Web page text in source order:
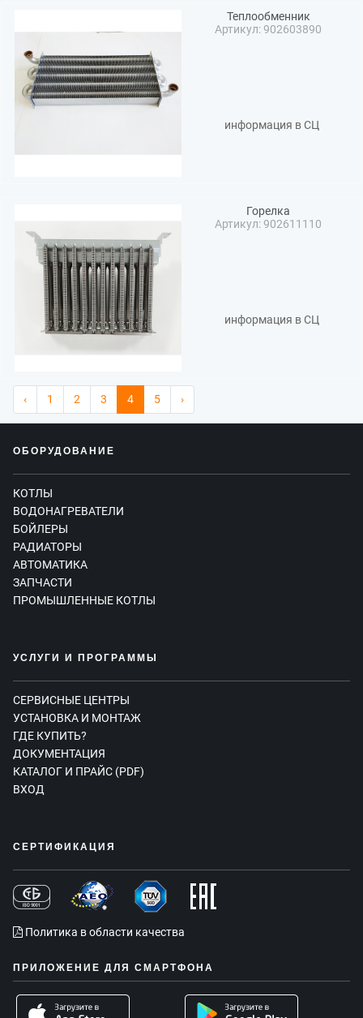
Теплообменник
Артикул: 902603890
информация в СЦ
Горелка
Артикул: 902611110
информация в СЦ
‹ 1 2 3 4 5 ›
ОБОРУДОВАНИЕ
КОТЛЫ
ВОДОНАГРЕВАТЕЛИ
БОЙЛЕРЫ
РАДИАТОРЫ
АВТОМАТИКА
ЗАПЧАСТИ
ПРОМЫШЛЕННЫЕ КОТЛЫ
УСЛУГИ И ПРОГРАММЫ
СЕРВИСНЫЕ ЦЕНТРЫ
УСТАНОВКА И МОНТАЖ
ГДЕ КУПИТЬ?
ДОКУМЕНТАЦИЯ
КАТАЛОГ И ПРАЙС (PDF)
ВХОД
СЕРТИФИКАЦИЯ
Политика в области качества
ПРИЛОЖЕНИЕ ДЛЯ СМАРТФОНА